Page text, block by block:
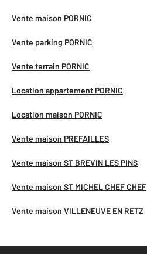
Vente maison PORNIC
Vente parking PORNIC
Vente terrain PORNIC
Location appartement PORNIC
Location maison PORNIC
Vente maison PREFAILLES
Vente maison ST BREVIN LES PINS
Vente maison ST MICHEL CHEF CHEF
Vente maison VILLENEUVE EN RETZ